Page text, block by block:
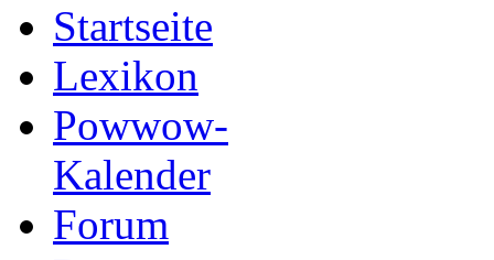
Startseite
Lexikon
Powwow-
Kalender
Forum